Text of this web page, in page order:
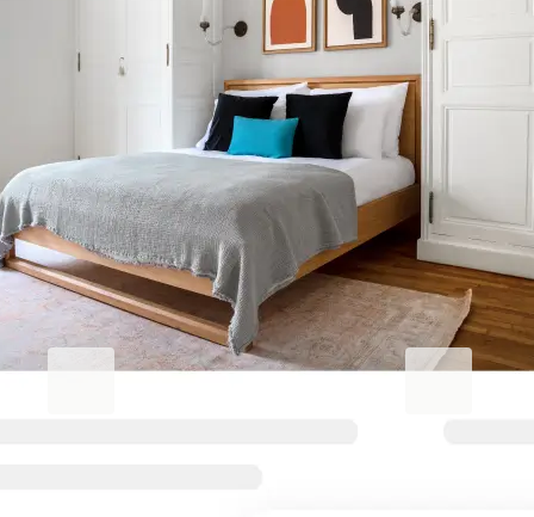
Erhöhen Sie Ihren
Geschäftsaufenthalt.